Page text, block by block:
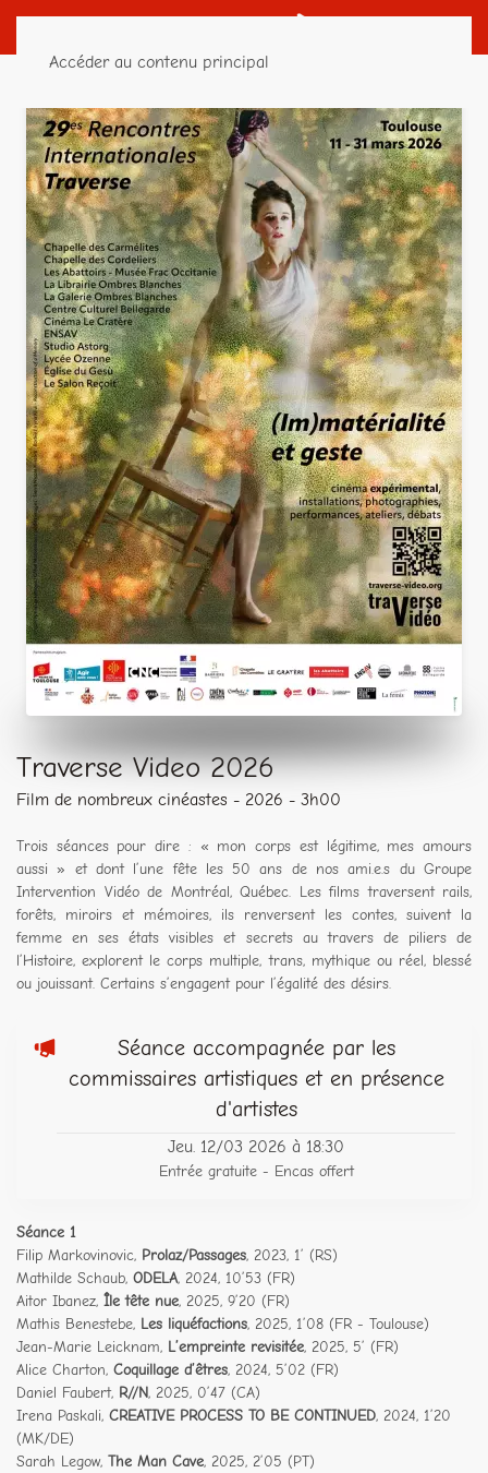
Accéder au contenu principal
Traverse Video 2026
Film de nombreux cinéastes - 2026 - 3h00
Trois séances pour dire : « mon corps est légitime, mes amours
aussi » et dont l’une fête les 50 ans de nos ami.e.s du Groupe
Intervention Vidéo de Montréal, Québec. Les films traversent rails,
forêts, miroirs et mémoires, ils renversent les contes, suivent la
femme en ses états visibles et secrets au travers de piliers de
l’Histoire, explorent le corps multiple, trans, mythique ou réel, blessé
ou jouissant. Certains s’engagent pour l’égalité des désirs.
Séance accompagnée par les
commissaires artistiques et en présence
d'artistes
Jeu. 12/03 2026 à 18:30
Entrée gratuite - Encas offert
Séance 1
Filip Markovinovic, Prolaz/Passages, 2023, 1’ (RS)
Mathilde Schaub, ODELA, 2024, 10’53 (FR)
Aitor Ibanez, Île tête nue, 2025, 9’20 (FR)
Mathis Benestebe, Les liquéfactions, 2025, 1’08 (FR - Toulouse)
Jean-Marie Leicknam, L’empreinte revisitée, 2025, 5’ (FR)
Alice Charton, Coquillage d’êtres, 2024, 5’02 (FR)
Daniel Faubert, R//N, 2025, 0’47 (CA)
Irena Paskali, CREATIVE PROCESS TO BE CONTINUED, 2024, 1’20
(MK/DE)
Sarah Legow, The Man Cave, 2025, 2’05 (PT)